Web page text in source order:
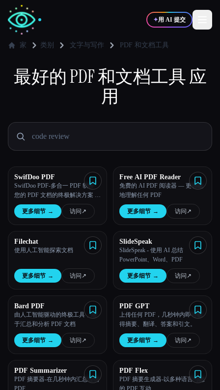
✦用 AI 提交
✍️ 写作者 🎨 设计师
🎓 学生
博客
比较工具
所有分类
Esc
家 类别 文字与写作 PDF 和文档工具
最好的PDF 和文档工具应
用
SwifDoo PDF
SwifDoo PDF-多合一 PDF 软件
您的 PDF 文档的终极解决方案 点
击几下即可查看、创建、编辑、
转换和管理 PDF
更多细节 → 访问 ↗︎
Free AI PDF Reader
免费的 AI PDF 阅读器 — 更智能
地理解任何 PDF
更多细节 → 访问 ↗︎
Filechat
使用人工智能探索文档
更多细节 → 访问 ↗︎
SlideSpeak
SlideSpeak - 使用 AI 总结
PowerPoint、Word、PDF
更多细节 → 访问 ↗︎
Bard PDF
由人工智能驱动的终极工具，用
于汇总和分析 PDF 文档
更多细节 → 访问 ↗︎
PDF GPT
上传任何 PDF，几秒钟内即可获
得摘要、翻译、答案和引文。
更多细节 → 访问 ↗︎
PDF Summarizer
PDF 摘要器-在几秒钟内汇总任何
PDF
PDF Flex
PDF 摘要生成器-以多种语言与您
的 PDF 互动